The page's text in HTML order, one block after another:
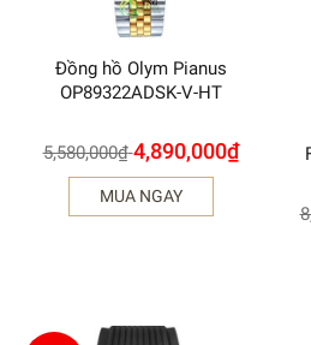
Đồng hồ Olym Pianus
OP89322ADSK-V-HT
5,580,000₫ 4,890,000₫
MUA NGAY